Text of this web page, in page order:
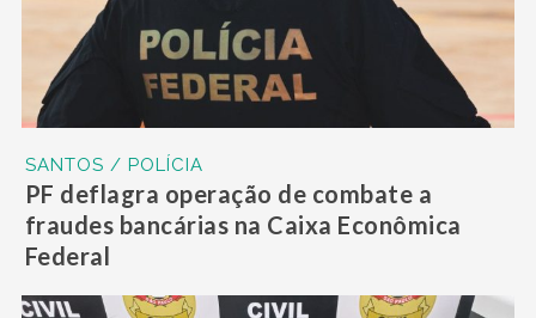
SANTOS / POLÍCIA
PF deflagra operação de combate a
fraudes bancárias na Caixa Econômica
Federal